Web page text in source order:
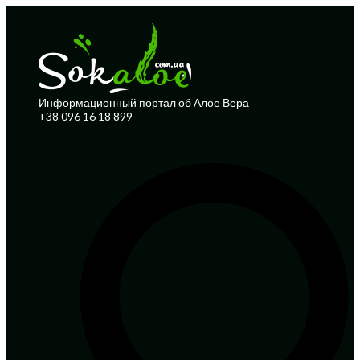
Информационный портал об Алое Вера
+38 096 16 18 899